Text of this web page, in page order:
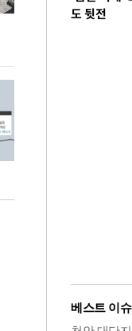
이 대통령, '청년 대책
도 뒷전